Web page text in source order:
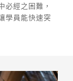
必經之困難，
學員能快速突